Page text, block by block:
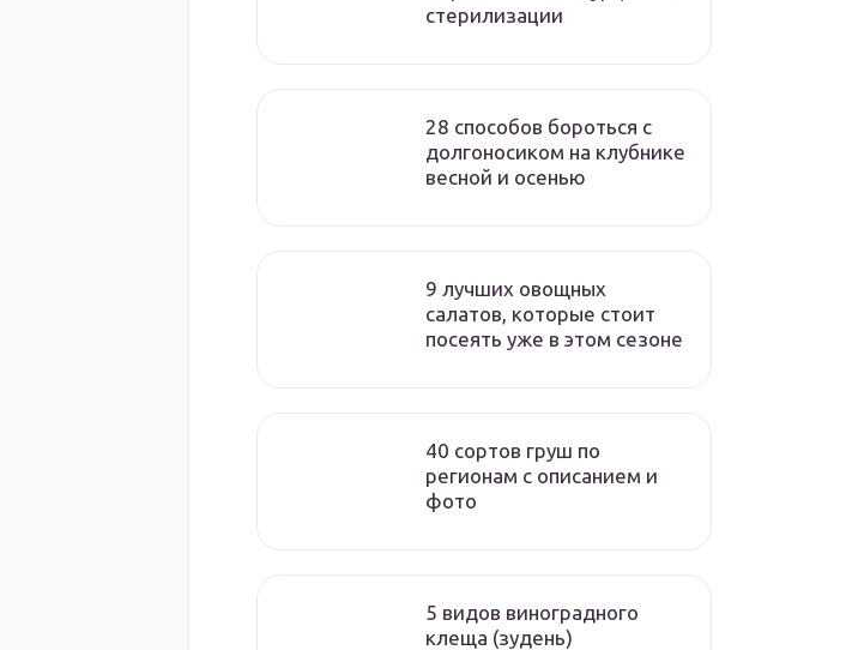
стерилизации
28 способов бороться с
долгоносиком на клубнике
весной и осенью
9 лучших овощных
салатов, которые стоит
посеять уже в этом сезоне
40 сортов груш по
регионам c описанием и
фото
5 видов виноградного
клеща (зудень)